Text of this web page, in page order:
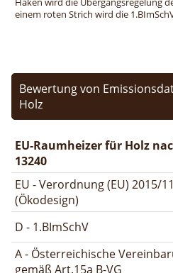
Haken wird die Übergangsregelung
einem roten Strich wird die
Bewertung von
Holz
EU-Raumheizer für Holz
13240
EU - Verordnung (EU) 2015/
(Ökodesign)
D - 1.BImSchV
A - Österreichische
gemäß Art.15a B-VG